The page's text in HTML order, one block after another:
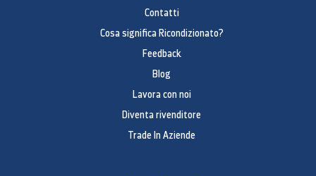
Capacità di lavaggio
Capacità di lavaggio (kg):7,0 kg
Contatti
Cosa significa Ricondizionato?
Feedback
Blog
Lavora con noi
Diventa rivenditore
Trade In Aziende